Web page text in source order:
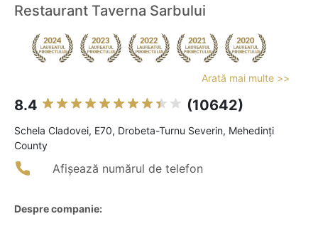
Restaurant Taverna Sarbului
Arată mai multe >>
8.4 (10642)
Schela Cladovei, E70, Drobeta-Turnu Severin, Mehedinți
County
Afișează numărul de telefon
Despre companie: